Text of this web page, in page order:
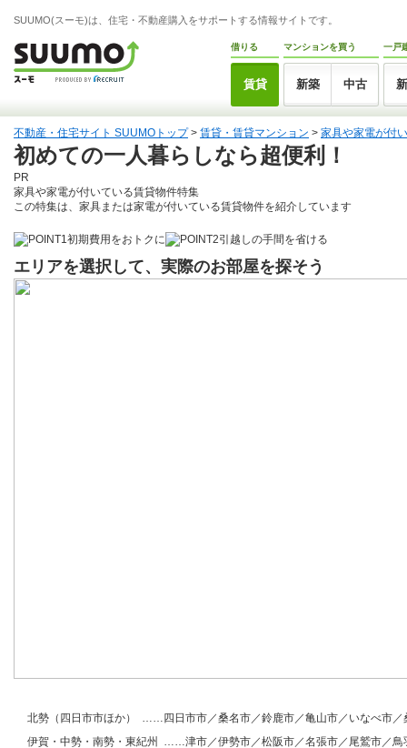
SUUMO(スーモ)は、住宅・不動産購入をサポートする情報サイトです。
借りる
賃貸
マンションを買う
新築 中古
一戸
不動産・住宅サイト SUUMOトップ> 賃貸・賃貸マンション > 家具や家電が付
初めての一人暮らしなら超便利！
PR
家具や家電が付いている賃貸物件特集
この特集は、家具または家電が付いている賃貸物件を紹介しています
初期費用をおトクに 引越しの手間を省ける
エリアを選択して、実際のお部屋を探そう
北勢（四日市市ほか） …… 四日市市／桑名市／鈴鹿市／亀山市／いなべ市
伊賀・中勢・南勢・東紀州 ……津市／伊勢市／松阪市／名張市／尾鷲市／